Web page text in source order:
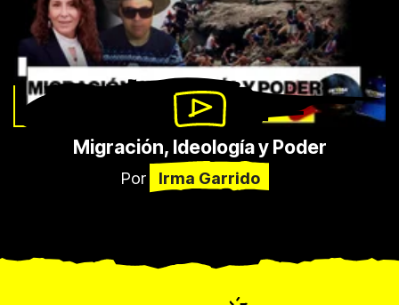
Migración, Ideología y Poder
Por Irma Garrido